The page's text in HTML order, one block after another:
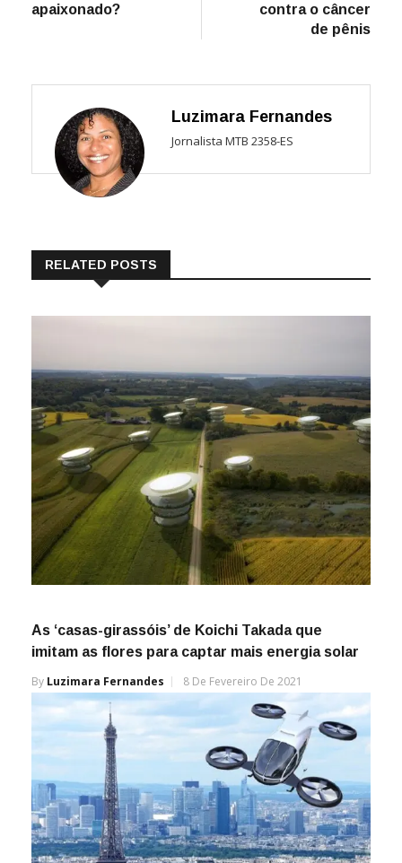
apaixonado?
contra o câncer
de pênis
Luzimara Fernandes
Jornalista MTB 2358-ES
RELATED POSTS
As ‘casas-girassóis’ de Koichi Takada que
imitam as flores para captar mais energia solar
By Luzimara Fernandes 8 De Fevereiro De 2021